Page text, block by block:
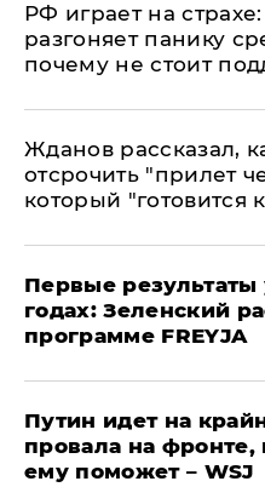
РФ играет на
разгоняет панику
почему не стоит
Жданов рассказал,
отсрочить "прилет
который "готовится
Первые результаты
годах: Зеленский
программе FREYJA
Путин идет на
провала на фронте,
ему поможет – WSJ